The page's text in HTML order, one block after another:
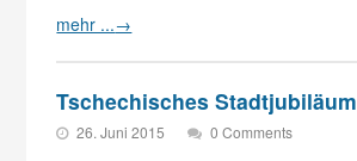
mehr ...→
Tschechisches Stadtjubiläum
26. Juni 2015 0 Comments